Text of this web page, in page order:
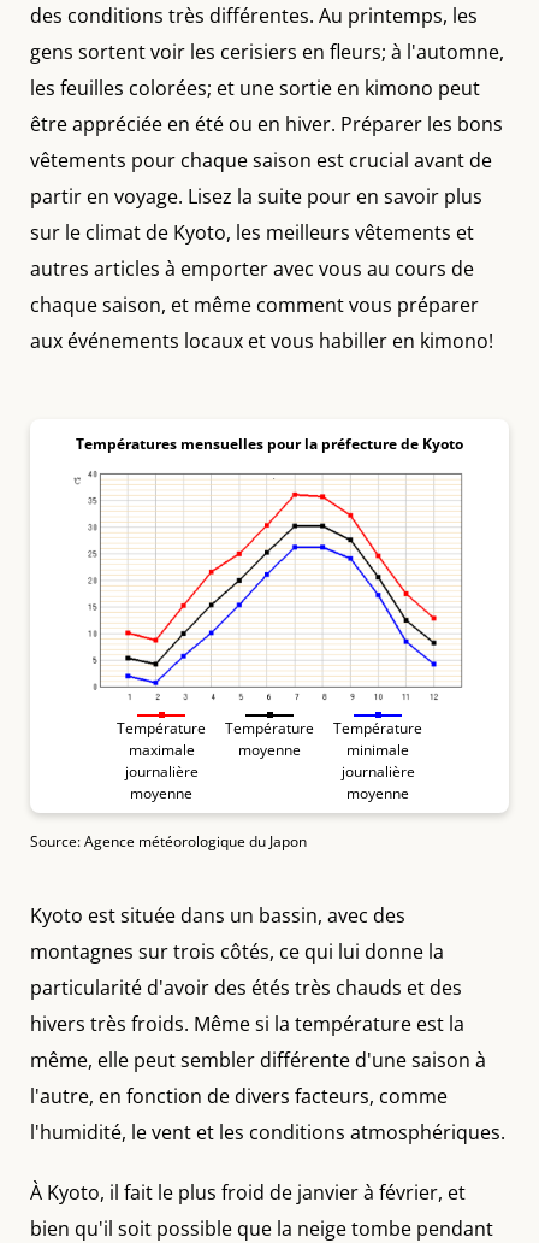
des conditions très différentes. Au printemps, les
gens sortent voir les cerisiers en fleurs; à l'automne,
les feuilles colorées; et une sortie en kimono peut
être appréciée en été ou en hiver. Préparer les bons
vêtements pour chaque saison est crucial avant de
partir en voyage. Lisez la suite pour en savoir plus
sur le climat de Kyoto, les meilleurs vêtements et
autres articles à emporter avec vous au cours de
chaque saison, et même comment vous préparer
aux événements locaux et vous habiller en kimono!
Températures mensuelles pour la préfecture de Kyoto
Température
maximale
journalière
moyenne
Température
moyenne
Température
minimale
journalière
moyenne
Source: Agence météorologique du Japon
Kyoto est située dans un bassin, avec des
montagnes sur trois côtés, ce qui lui donne la
particularité d'avoir des étés très chauds et des
hivers très froids. Même si la température est la
même, elle peut sembler différente d'une saison à
l'autre, en fonction de divers facteurs, comme
l'humidité, le vent et les conditions atmosphériques.
À Kyoto, il fait le plus froid de janvier à février, et
bien qu'il soit possible que la neige tombe pendant